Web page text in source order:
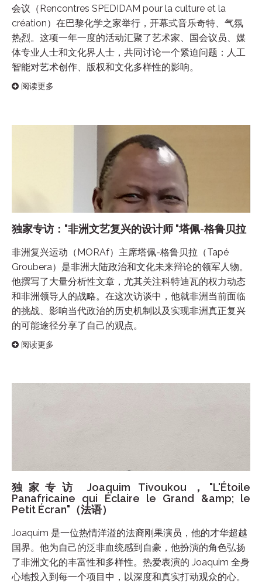
会议（Rencontres SPEDIDAM pour la culture et la
création）在巴黎化学之家举行，开幕式音乐奇特、气氛
热烈。这项一年一度的活动汇聚了艺术家、国会议员、媒
体专业人士和文化界人士，共同讨论一个紧迫问题：人工
智能对艺术创作、版权和文化多样性的影响。
阅读更多
独家专访："非洲文艺复兴的设计师 "塔佩-格鲁贝拉
非洲复兴运动（MORAf）主席塔佩-格鲁贝拉（Tapé
Groubera）是非洲大陆政治和文化未来辩论的领军人物。
他撰写了大量分析性文章，尤其关注科特迪瓦的权力动态
和非洲领导人的战略。在这次访谈中，他就非洲当前面临
的挑战、影响当代政治的历史机制以及实现非洲真正复兴
的可能途径分享了自己的观点。
阅读更多
独家专访 Joaquim Tivoukou，"L'Étoile
Panafricaine qui Éclaire le Grand &amp; le
Petit Écran"（法语）
Joaquim 是一位热情洋溢的法裔刚果演员，他的才华超越
国界。他为自己的泛非血统感到自豪，他扮演的角色弘扬
了非洲文化的丰富性和多样性。热爱表演的 Joaquim 全身
心地投入到每一个项目中，以深度和真实打动观众的心。